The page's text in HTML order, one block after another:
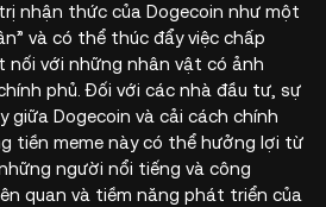
nhận thức của Dogecoin như một
và có thể thúc đẩy việc chấp
nối với những nhân vật có ảnh
phủ. Đối với các nhà đầu tư, sự
Dogecoin và cải cách chính
tiền meme này có thể hưởng lợi từ
người nổi tiếng và công
quan và tiềm năng phát triển của